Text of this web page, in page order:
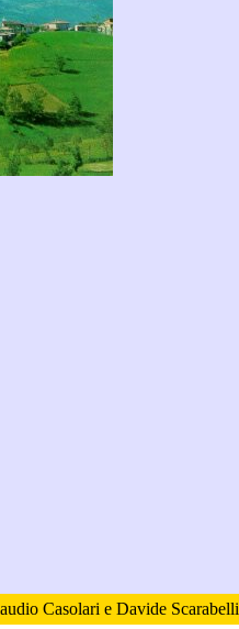
Casolari e Davide Scarabelli